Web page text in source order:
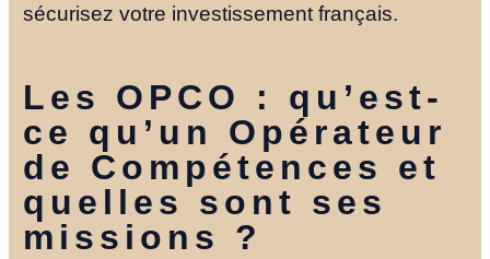
sécurisez votre investissement français.
Les OPCO : qu’est-
ce qu’un Opérateur
de Compétences et
quelles sont ses
missions ?